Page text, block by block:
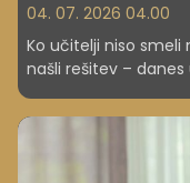
04. 07. 2026 04.00
Ko učitelji niso
našli rešitev –
dokazuje, kako